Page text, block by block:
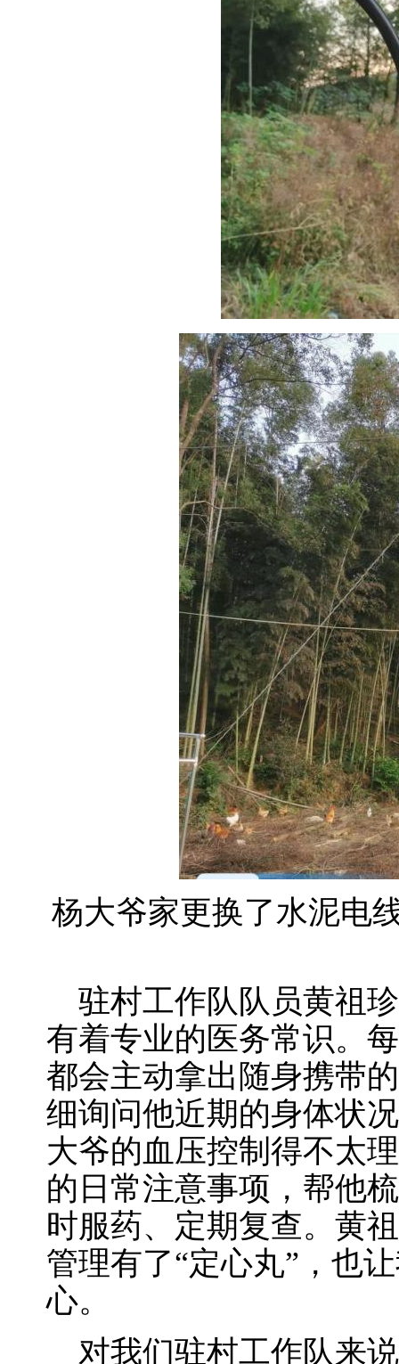
杨大爷家更换了水泥电
驻村工作队队员黄祖
有着专业的医务常识。
都会主动拿出随身携带
细询问他近期的身体状
大爷的血压控制得不太
的日常注意事项，帮他
时服药、定期复查。黄
管理有了“定心丸”，也
心。
对我们驻村工作队来